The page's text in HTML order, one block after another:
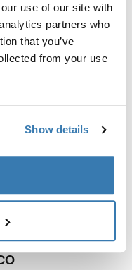
use of our site with
partners who
that you’ve
from your use
Show details